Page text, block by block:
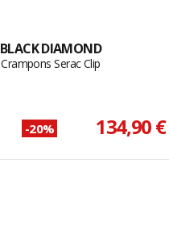
BLACK DIAMOND
Crampons Serac Clip
-20% 134,90 €